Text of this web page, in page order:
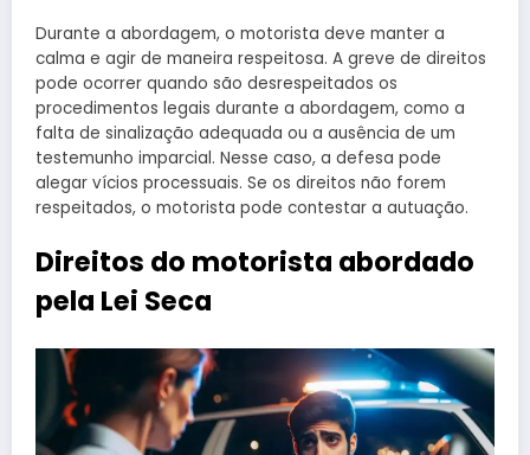
Durante a abordagem, o motorista deve manter a
calma e agir de maneira respeitosa. A greve de direitos
pode ocorrer quando são desrespeitados os
procedimentos legais durante a abordagem, como a
falta de sinalização adequada ou a ausência de um
testemunho imparcial. Nesse caso, a defesa pode
alegar vícios processuais. Se os direitos não forem
respeitados, o motorista pode contestar a autuação.
Direitos do motorista abordado
pela Lei Seca